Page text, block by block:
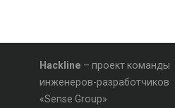
Hackline – проект команды
инженеров-разработчиков
«Sense Group»